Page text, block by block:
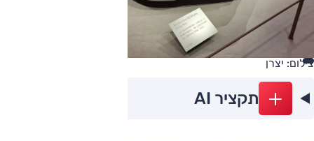
צילום: יצרן
תקציר AI